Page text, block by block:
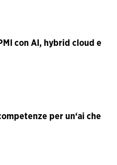
con AI, hybrid cloud e
per un‘ai che